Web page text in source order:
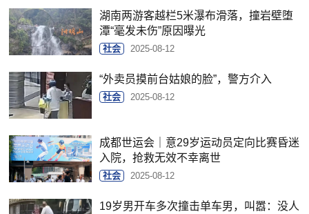
湖南两游客越栏5米瀑布滑落，撞岩壁堕
潭“毫发未伤”原因曝光
社会 2025-08-12
“外卖员摸前台姑娘的脸”，警方介入
社会 2025-08-12
成都世运会｜意29岁运动员定向比赛昏迷
入院，抢救无效不幸离世
社会 2025-08-12
19岁男开车多次撞击单车男，叫嚣：没人